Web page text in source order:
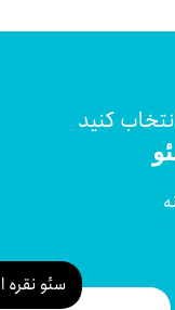
کنید
سئو نقره ای